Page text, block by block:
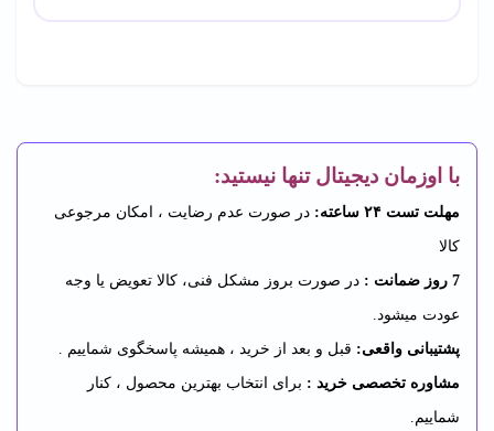
با اوزمان دیجیتال تنها نیستید:
مهلت تست ۲۴ ساعته: در صورت عدم رضایت ، امکان مرجوعی
کالا
7 روز ضمانت : در صورت بروز مشکل فنی، کالا تعویض یا وجه
عودت میشود.
پشتیبانی واقعی: قبل و بعد از خرید ، همیشه پاسخگوی شماییم .
مشاوره تخصصی خرید : برای انتخاب بهترین محصول ، کنار
شماییم.